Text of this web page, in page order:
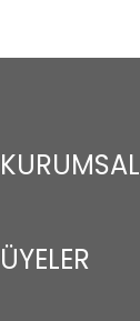
KURUMSAL
ÜYELER